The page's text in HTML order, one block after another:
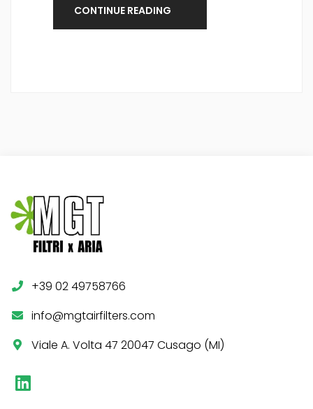
CONTINUE READING
+39 02 49758766
info@mgtairfilters.com
Viale A. Volta 47 20047 Cusago (MI)